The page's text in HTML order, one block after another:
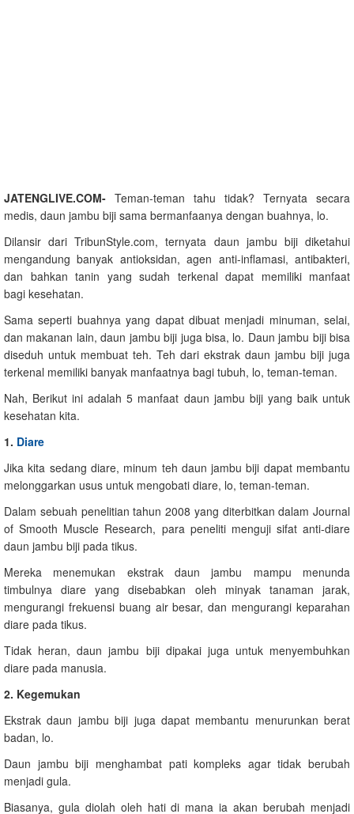
JATENGLIVE.COM- Teman-teman tahu tidak? Ternyata secara
medis, daun jambu biji sama bermanfaanya dengan buahnya, lo.
Dilansir dari TribunStyle.com, ternyata daun jambu biji diketahui
mengandung banyak antioksidan, agen anti-inflamasi, antibakteri,
dan bahkan tanin yang sudah terkenal dapat memiliki manfaat
bagi kesehatan.
Sama seperti buahnya yang dapat dibuat menjadi minuman, selai,
dan makanan lain, daun jambu biji juga bisa, lo. Daun jambu biji bisa
diseduh untuk membuat teh. Teh dari ekstrak daun jambu biji juga
terkenal memiliki banyak manfaatnya bagi tubuh, lo, teman-teman.
Nah, Berikut ini adalah 5 manfaat daun jambu biji yang baik untuk
kesehatan kita.
1. Diare
Jika kita sedang diare, minum teh daun jambu biji dapat membantu
melonggarkan usus untuk mengobati diare, lo, teman-teman.
Dalam sebuah penelitian tahun 2008 yang diterbitkan dalam Journal
of Smooth Muscle Research, para peneliti menguji sifat anti-diare
daun jambu biji pada tikus.
Mereka menemukan ekstrak daun jambu mampu menunda
timbulnya diare yang disebabkan oleh minyak tanaman jarak,
mengurangi frekuensi buang air besar, dan mengurangi keparahan
diare pada tikus.
Tidak heran, daun jambu biji dipakai juga untuk menyembuhkan
diare pada manusia.
2. Kegemukan
Ekstrak daun jambu biji juga dapat membantu menurunkan berat
badan, lo.
Daun jambu biji menghambat pati kompleks agar tidak berubah
menjadi gula.
Biasanya, gula diolah oleh hati di mana ia akan berubah menjadi